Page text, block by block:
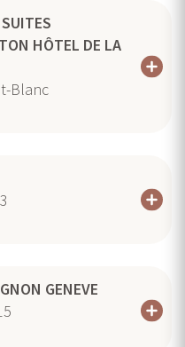
HÔTEL DE LA
Blanc
GENEVE